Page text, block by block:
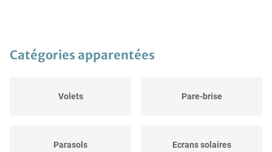
Catégories apparentées
Volets Pare-brise
Parasols Ecrans solaires